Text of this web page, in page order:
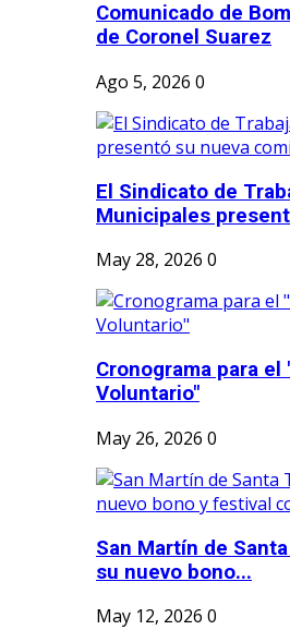
Comunicado de
de Coronel Suarez
Ago 5, 2026 0
El Sindicato de
Municipales
May 28, 2026 0
Cronograma para el
Voluntario"
May 26, 2026 0
San Martín de
su nuevo bono...
May 12, 2026 0